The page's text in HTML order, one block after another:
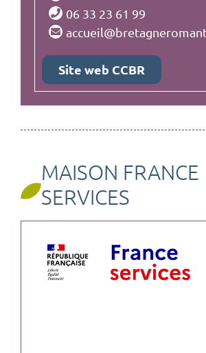
06 33 23 61 99
Site web CCBR
MAISON FRANCE
SERVICES